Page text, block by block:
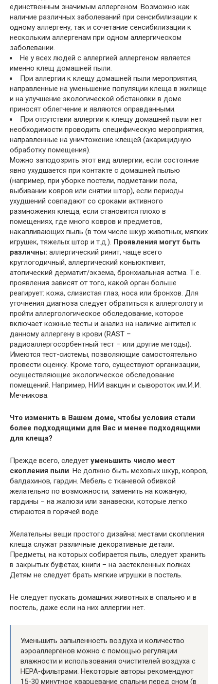
единственным значимым аллергеном. Возможно как
наличие различных заболеваний при сенсибилизации к
одному аллергену, так и сочетание сенсибилизации к
нескольким аллергенам при одном аллергическом
заболевании.
Не у всех людей с аллергией аллергеном является
именно клещ домашней пыли.
При аллергии к клещу домашней пыли мероприятия,
направленные на уменьшение популяции клеща в жилище
и на улучшение экологической обстановки в доме
приносят облегчение и являются оправданными.
При отсутствии аллергии к клещу домашней пыли нет
необходимости проводить специфическую мероприятия,
направленные на уничтожение клещей (акарицидную
обработку помещения).
Можно заподозрить этот вид аллергии, если состояние
явно ухудшается при контакте с домашней пылью
(например, при уборке постели, подметании пола,
выбивании ковров или снятии штор), если периоды
ухудшений совпадают со сроками активного
размножения клеща, если становится плохо в
помещениях, где много ковров и предметов,
накапливающих пыль (в том числе шкур животных, мягких
игрушек, тяжелых штор и т.д.). Проявления могут быть
различны: аллергический ринит, чаще всего
круглогодичный, аллергический коньюктивит,
атопический дерматит/экзема, бронхиальная астма. Т.е.
проявления зависят от того, какой орган больше
реагирует: кожа, слизистая глаз, носа или бронхов. Для
уточнения диагноза следует обратиться к аллергологу и
пройти аллергологическое обследование, которое
включает кожные тесты и анализ на наличие антител к
данному аллергену в крови (RAST –
радиоаллергосорбентный тест – или другие методы).
Имеются тест-системы, позволяющие самостоятельно
провести оценку. Кроме того, существуют организации,
осуществляющие экологическое обследование
помещений. Например, НИИ вакцин и сывороток им.И.И.
Мечникова.
Что изменить в Вашем доме, чтобы условия стали
более подходящими для Вас и менее подходящими
для клеща?
Прежде всего, следует уменьшить число мест
скопления пыли. Не должно быть меховых шкур, ковров,
балдахинов, гардин. Мебель с тканевой обивкой
желательно по возможности, заменить на кожаную,
гардины – на жалюзи или занавески, которые легко
стираются в горячей воде.
Желательны вещи простого дизайна: местами скопления
клеща служат различные декоративные детали.
Предметы, на которых собирается пыль, следует хранить
в закрытых буфетах, книги – на застекленных полках.
Детям не следует брать мягкие игрушки в постель.
Не следует пускать домашних животных в спальню и в
постель, даже если на них аллергии нет.
Уменьшить запыленность воздуха и количество
аэроаллергенов можно с помощью регуляции
влажности и использования очистителей воздуха с
НЕРА-фильтрами. Некоторые авторы рекомендуют
15-30 минутное кварцевание спальни перед сном (в